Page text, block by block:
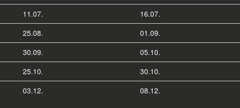
11.07.
16.07.
25.08.
01.09.
30.09. 05.10.
25.10.
30.10.
03.12. 08.12.